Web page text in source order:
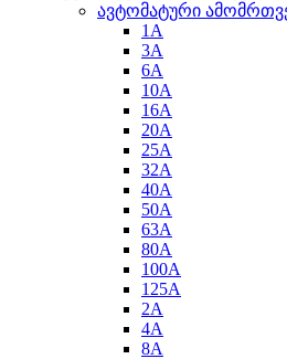
ავტომატური
1A
3A
6A
10A
16A
20A
25А
32A
40A
50A
63A
80A
100A
125A
2A
4A
8A